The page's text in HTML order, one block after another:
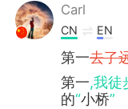
Carl
CN EN
第一去了
第一,我徒
的“小桥”